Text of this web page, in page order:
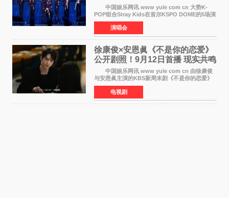
中国娱乐网讯 www yule com cn 大势K-
POP组合Stray Kids在首尔KSPO DOME的5场演
唱会全部售罄，为新世界巡演拉开序幕。据所属
社JYP娱乐透露，Stray Kids于上月25至26日、
29日及本月1至2日
演唱会
徐康俊×安恩眞《不是你的恋爱》
公开剧照！9月12日首播 现实共鸣
罗曼史来袭
中国娱乐网讯 www yule com cn 由徐康俊
与安恩眞主演的KBS新周末剧《不是你的恋爱》
于近日公开首波剧照，正式定档9月12日首
播。 剧照中，徐康俊与安恩眞并肩而坐，眼
神中流露出复杂而微
电视剧